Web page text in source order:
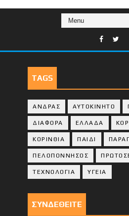
TAGS
ΑΝΔΡΑΣ ΑΥΤΟΚΙΝΗΤΟ
ΔΙΑΦΟΡΑ ΕΛΛΑΔΑ
ΚΟΡΙΝΘΙA ΠΑΙΔΙ
ΠΕΛΟΠΟΝΝΗΣΟΣ
ΤΕΧΝΟΛΟΓΙΑ ΥΓΕΙΑ
ΣΥΝΔΕΘΕΙΤΕ